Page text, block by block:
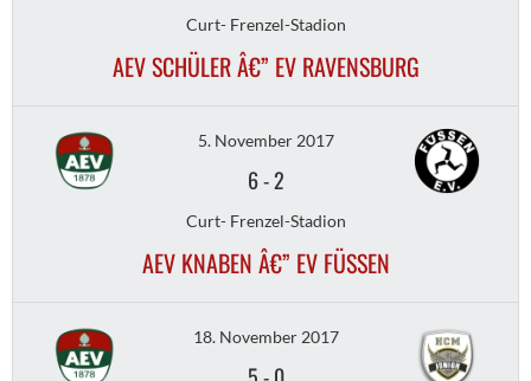
Curt- Frenzel-Stadion
AEV SCHÜLER Â€” EV RAVENSBURG
5. November 2017
6-2
Curt- Frenzel-Stadion
AEV KNABEN Â€” EV FÜSSEN
18. November 2017